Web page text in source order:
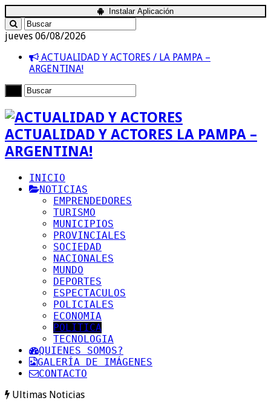
Instalar Aplicación
jueves 06/08/2026
ACTUALIDAD Y ACTORES / LA PAMPA –
ARGENTINA!
ACTUALIDAD Y ACTORES LA PAMPA –
ARGENTINA!
INICIO
NOTICIAS
EMPRENDEDORES
TURISMO
MUNICIPIOS
PROVINCIALES
SOCIEDAD
NACIONALES
MUNDO
DEPORTES
ESPECTACULOS
POLICIALES
ECONOMIA
POLITICA
TECNOLOGIA
QUIENES SOMOS?
GALERÍA DE IMÁGENES
CONTACTO
Ultimas Noticias